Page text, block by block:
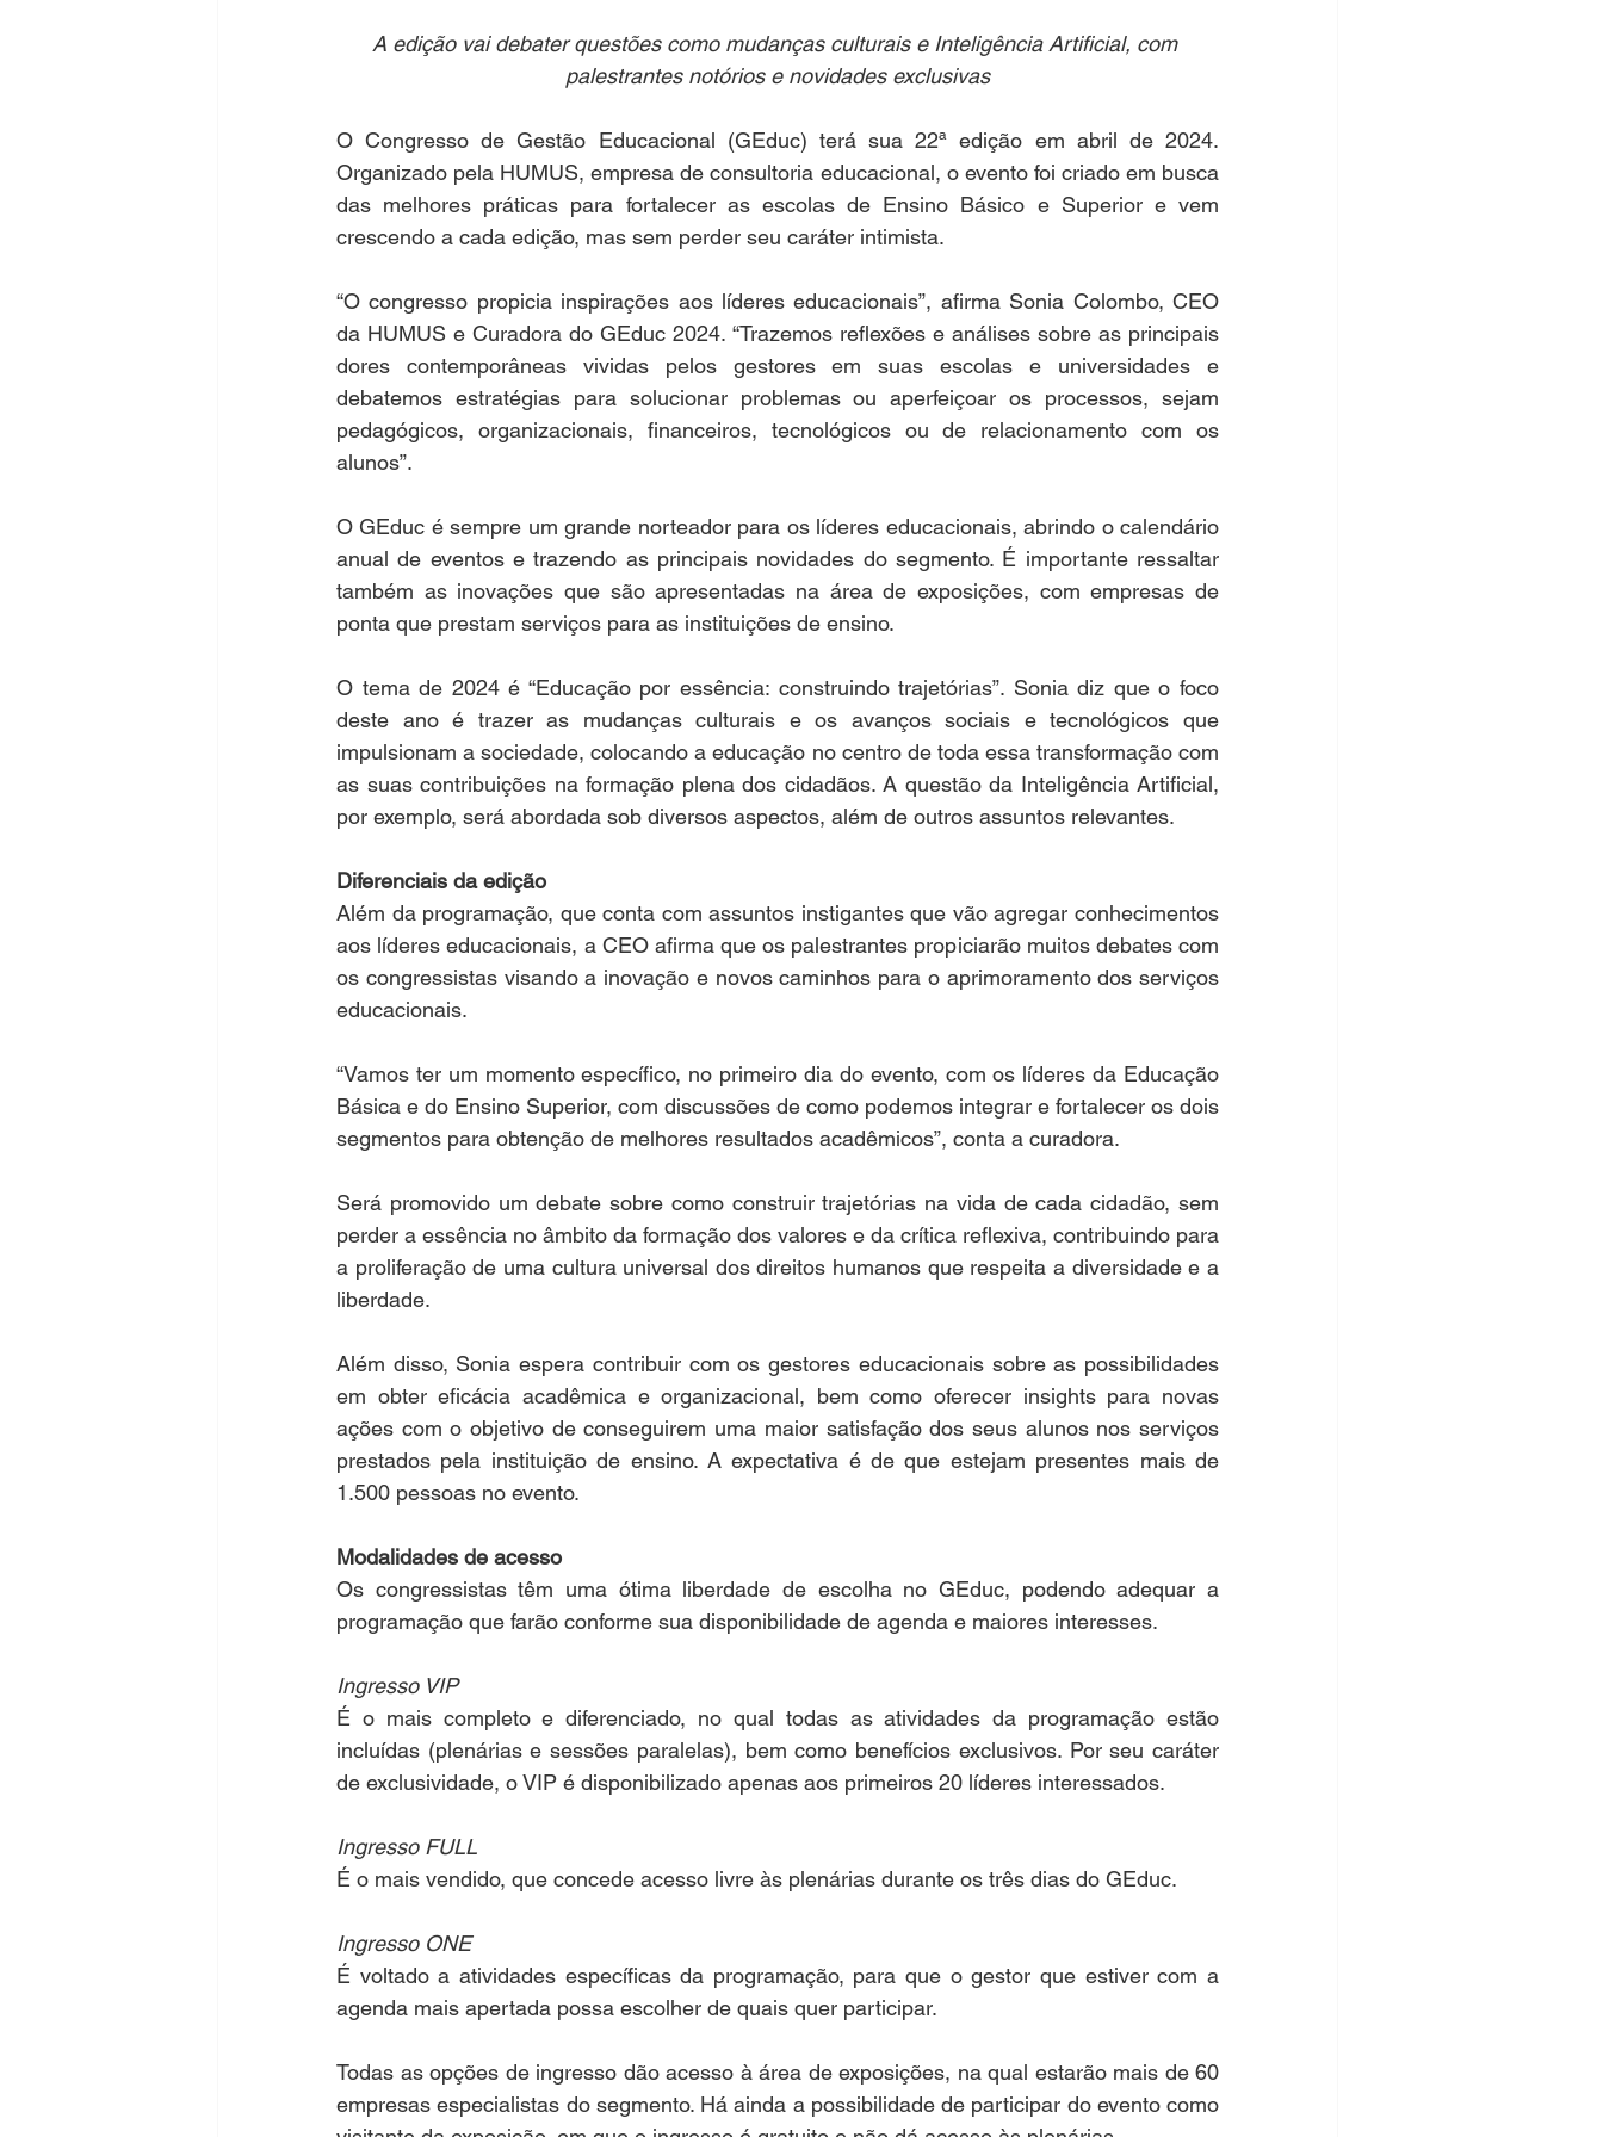
A edição vai debater questões como mudanças culturais e Inteligência Artificial, com
palestrantes notórios e novidades exclusivas
O Congresso de Gestão Educacional (GEduc) terá sua 22ª edição em abril de 2024.
Organizado pela HUMUS, empresa de consultoria educacional, o evento foi criado em busca
das melhores práticas para fortalecer as escolas de Ensino Básico e Superior e vem
crescendo a cada edição, mas sem perder seu caráter intimista.
“O congresso propicia inspirações aos líderes educacionais”, afirma Sonia Colombo, CEO
da HUMUS e Curadora do GEduc 2024. “Trazemos reflexões e análises sobre as principais
dores contemporâneas vividas pelos gestores em suas escolas e universidades e
debatemos estratégias para solucionar problemas ou aperfeiçoar os processos, sejam
pedagógicos, organizacionais, financeiros, tecnológicos ou de relacionamento com os
alunos”.
O GEduc é sempre um grande norteador para os líderes educacionais, abrindo o calendário
anual de eventos e trazendo as principais novidades do segmento. É importante ressaltar
também as inovações que são apresentadas na área de exposições, com empresas de
ponta que prestam serviços para as instituições de ensino.
O tema de 2024 é “Educação por essência: construindo trajetórias”. Sonia diz que o foco
deste ano é trazer as mudanças culturais e os avanços sociais e tecnológicos que
impulsionam a sociedade, colocando a educação no centro de toda essa transformação com
as suas contribuições na formação plena dos cidadãos. A questão da Inteligência Artificial,
por exemplo, será abordada sob diversos aspectos, além de outros assuntos relevantes.
Diferenciais da edição
Além da programação, que conta com assuntos instigantes que vão agregar conhecimentos
aos líderes educacionais, a CEO afirma que os palestrantes propiciarão muitos debates com
os congressistas visando a inovação e novos caminhos para o aprimoramento dos serviços
educacionais.
“Vamos ter um momento específico, no primeiro dia do evento, com os líderes da Educação
Básica e do Ensino Superior, com discussões de como podemos integrar e fortalecer os dois
segmentos para obtenção de melhores resultados acadêmicos”, conta a curadora.
Será promovido um debate sobre como construir trajetórias na vida de cada cidadão, sem
perder a essência no âmbito da formação dos valores e da crítica reflexiva, contribuindo para
a proliferação de uma cultura universal dos direitos humanos que respeita a diversidade e a
liberdade.
Além disso, Sonia espera contribuir com os gestores educacionais sobre as possibilidades
em obter eficácia acadêmica e organizacional, bem como oferecer insights para novas
ações com o objetivo de conseguirem uma maior satisfação dos seus alunos nos serviços
prestados pela instituição de ensino. A expectativa é de que estejam presentes mais de
1.500 pessoas no evento.
Modalidades de acesso
Os congressistas têm uma ótima liberdade de escolha no GEduc, podendo adequar a
programação que farão conforme sua disponibilidade de agenda e maiores interesses.
Ingresso VIP
É o mais completo e diferenciado, no qual todas as atividades da programação estão
incluídas (plenárias e sessões paralelas), bem como benefícios exclusivos. Por seu caráter
de exclusividade, o VIP é disponibilizado apenas aos primeiros 20 líderes interessados.
Ingresso FULL
É o mais vendido, que concede acesso livre às plenárias durante os três dias do GEduc.
Ingresso ONE
É voltado a atividades específicas da programação, para que o gestor que estiver com a
agenda mais apertada possa escolher de quais quer participar.
Todas as opções de ingresso dão acesso à área de exposições, na qual estarão mais de 60
empresas especialistas do segmento. Há ainda a possibilidade de participar do evento como